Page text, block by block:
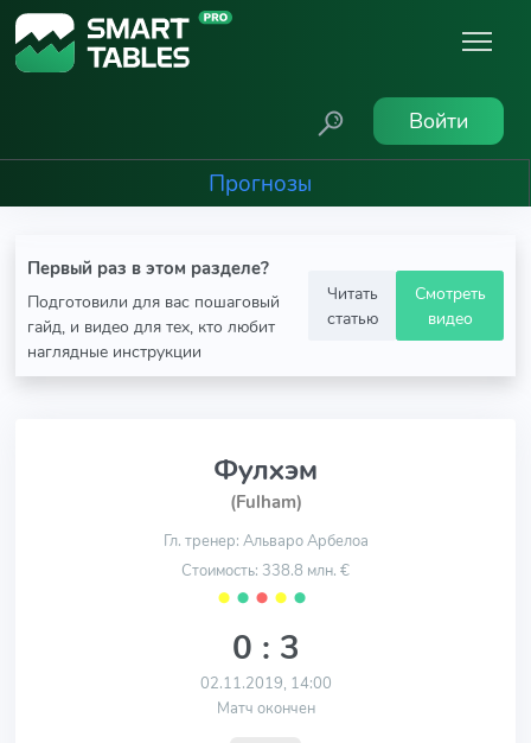
Войти
Прогнозы
Первый раз в этом разделе?
Подготовили для вас пошаговый
гайд, и видео для тех, кто любит
наглядные инструкции
Читать
статью
Смотреть
видео
Фулхэм
(Fulham)
Гл. тренер: Альваро Арбелоа
Стоимость: 338.8 млн. €
⬤ ⬤ ⬤ ⬤ ⬤
0 : 3
02.11.2019, 14:00
Матч окончен